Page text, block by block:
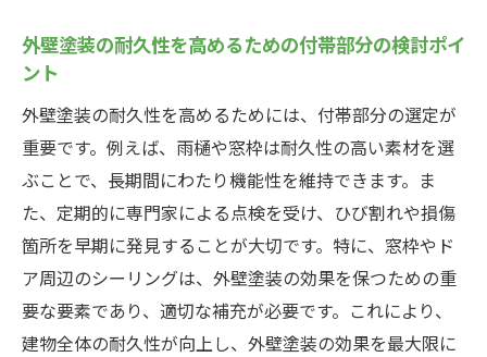
外壁塗装の耐久性を高めるための付帯部分の検討ポイ
ント
外壁塗装の耐久性を高めるためには、付帯部分の選定が
重要です。例えば、雨樋や窓枠は耐久性の高い素材を選
ぶことで、長期間にわたり機能性を維持できます。ま
た、定期的に専門家による点検を受け、ひび割れや損傷
箇所を早期に発見することが大切です。特に、窓枠やド
ア周辺のシーリングは、外壁塗装の効果を保つための重
要な要素であり、適切な補充が必要です。これにより、
建物全体の耐久性が向上し、外壁塗装の効果を最大限に